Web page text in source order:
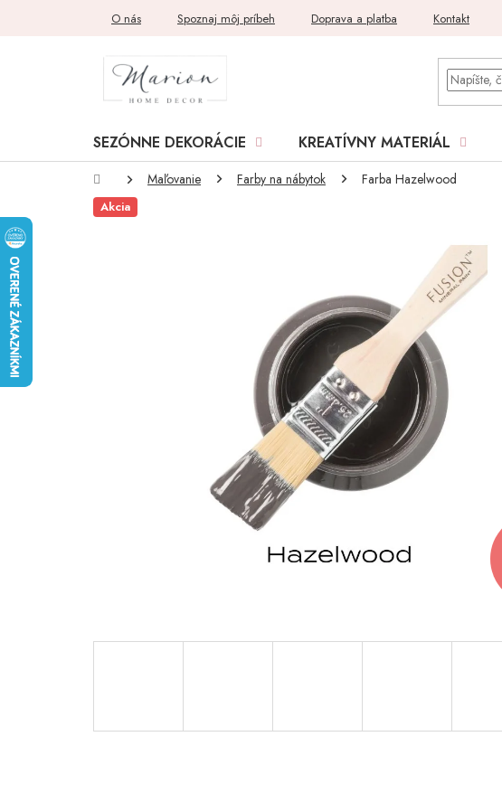
O nás Spoznaj môj príbeh Doprava a platba Kontakt
SEZÓNNE DEKORÁCIE KREATÍVNY MATERIÁL
DomovMaľovanie Farby na nábytok Farba Hazelwood
Akcia